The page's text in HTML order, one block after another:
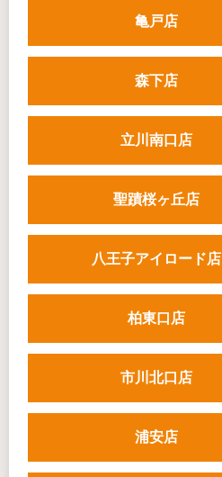
亀戸店
森下店
立川南口店
聖蹟桜ヶ丘店
八王子アイロード店
柏東口店
市川北口店
浦安店